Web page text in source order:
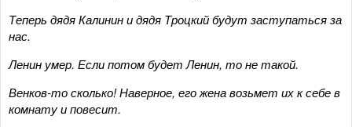
Теперь дядя Калинин и дядя Троцкий будут заступаться за
нас.
Ленин умер. Если потом будет Ленин, то не такой.
Венков-то сколько! Наверное, его жена возьмет их к себе в
комнату и повесит.